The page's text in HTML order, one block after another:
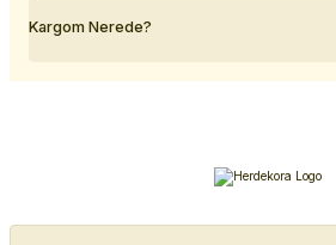
Kargom Nerede?